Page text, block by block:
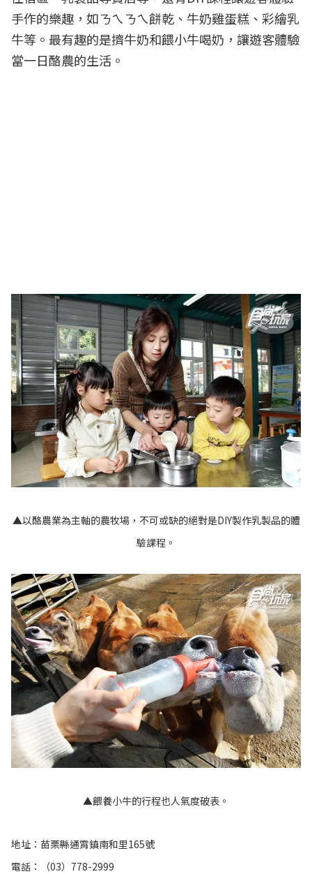
手作的樂趣，如ㄋㄟㄋㄟ餅乾、牛奶雞蛋糕、彩繪乳
牛等。最有趣的是擠牛奶和餵小牛喝奶，讓遊客體驗
當一日酪農的生活。
▲以酪農業為主軸的農牧場，不可或缺的絕對是DIY製作乳製品的體
驗課程。
▲餵養小牛的行程也人氣度破表。
地址：苗栗縣通霄鎮南和里165號
電話：（03）778-2999